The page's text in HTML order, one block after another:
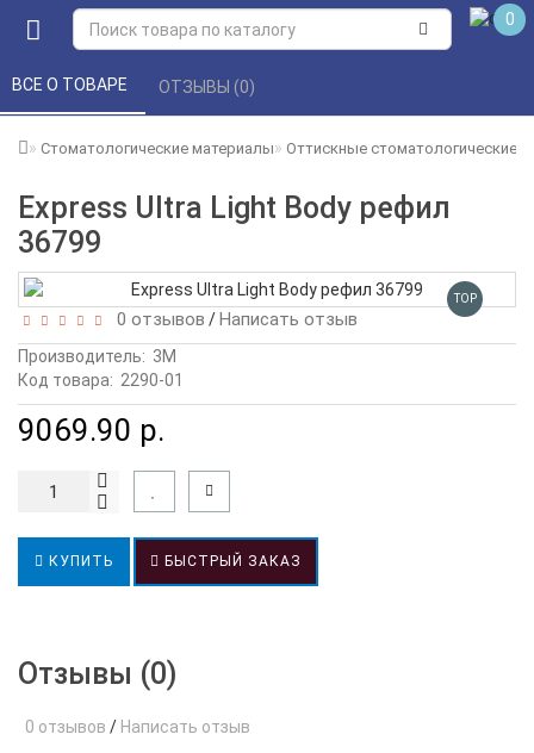
0
Стоматологические материалы Оттискные стоматологические
Express Ultra Light Body рефил
36799
ВСЕ О ТОВАРЕ ОТЗЫВЫ (0)
TOP
0 отзывов /Написать отзыв
Производитель: 3M
Код товара: 2290-01
9069.90 р.
КУПИТЬ БЫСТРЫЙ ЗАКАЗ
Отзывы (0)
0 отзывов / Написать отзыв